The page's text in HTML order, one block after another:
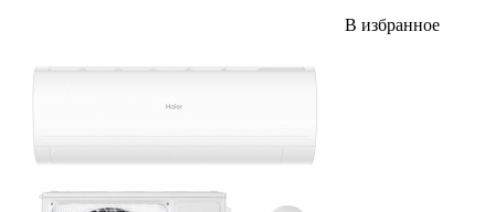
В избранное